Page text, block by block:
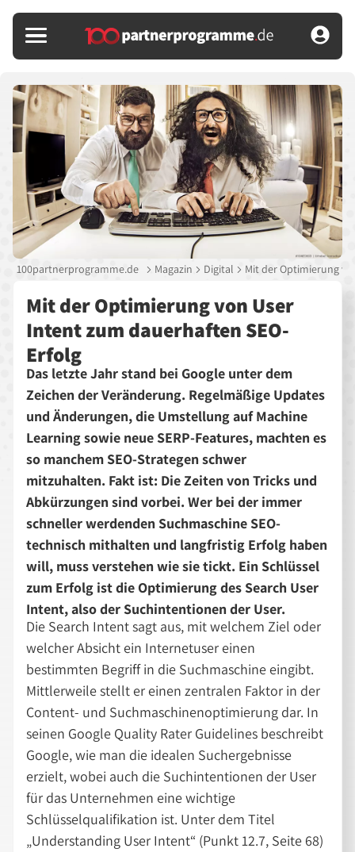
100partnerprogramme.de Magazin Digital Mit der Optimierung
Mit der Optimierung von User
Intent zum dauerhaften SEO-
Erfolg
Das letzte Jahr stand bei Google unter dem
Zeichen der Veränderung. Regelmäßige Updates
und Änderungen, die Umstellung auf Machine
Learning sowie neue SERP-Features, machten es
so manchem SEO-Strategen schwer
mitzuhalten. Fakt ist: Die Zeiten von Tricks und
Abkürzungen sind vorbei. Wer bei der immer
schneller werdenden Suchmaschine SEO-
technisch mithalten und langfristig Erfolg haben
will, muss verstehen wie sie tickt. Ein Schlüssel
zum Erfolg ist die Optimierung des Search User
Intent, also der Suchintentionen der User.
Die Search Intent sagt aus, mit welchem Ziel oder
welcher Absicht ein Internetuser einen
bestimmten Begriff in die Suchmaschine eingibt.
Mittlerweile stellt er einen zentralen Faktor in der
Content- und Suchmaschinenoptimierung dar. In
seinen Google Quality Rater Guidelines beschreibt
Google, wie man die idealen Suchergebnisse
erzielt, wobei auch die Suchintentionen der User
für das Unternehmen eine wichtige
Schlüsselqualifikation ist. Unter dem Titel
„Understanding User Intent“ (Punkt 12.7, Seite 68)